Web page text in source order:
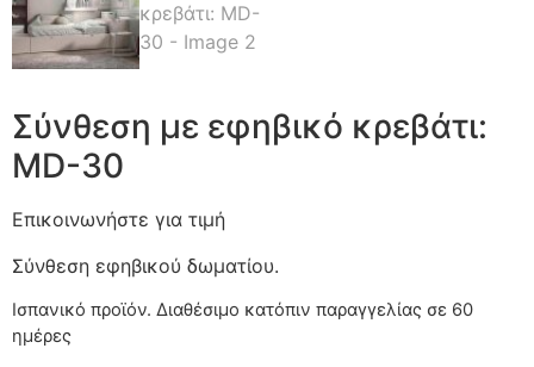
Σύνθεση με εφηβικό κρεβάτι:
MD-30
Επικοινωνήστε για τιμή
Σύνθεση εφηβικού δωματίου.
Ισπανικό προϊόν. Διαθέσιμο κατόπιν παραγγελίας